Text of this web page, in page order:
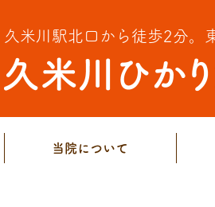
久米川駅北口から徒歩2分。
当院について